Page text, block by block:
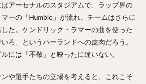
アーセナルのスタジアムで、ラップ界の
ーの「Humble」が流れ、チームはさらに
た。ケンドリック・ラマーの曲を使った
ろ」というハーランドへの皮肉だろう。
には「不敬」と映ったに違いない。
や選手たちの立場を考えると、これこそ